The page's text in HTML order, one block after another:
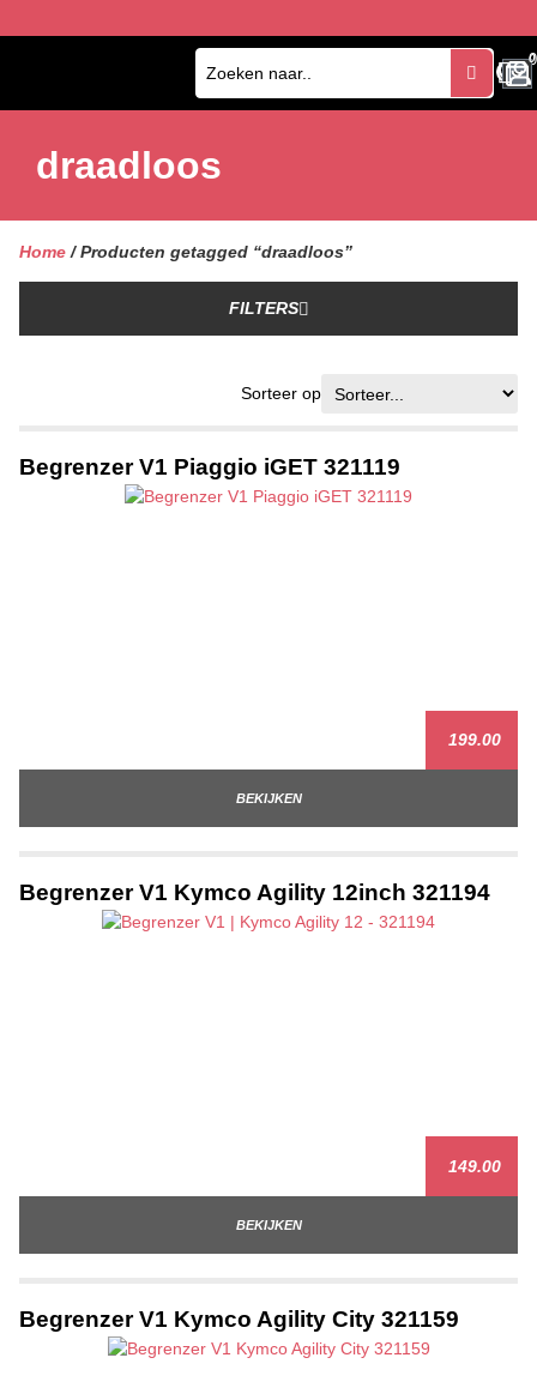
0
0
draadloos
Home / Producten getagged “draadloos”
FILTERS
Sorteer op
Begrenzer V1 Piaggio iGET 321119
199.00
BEKIJKEN
Begrenzer V1 Kymco Agility 12inch 321194
149.00
BEKIJKEN
Begrenzer V1 Kymco Agility City 321159